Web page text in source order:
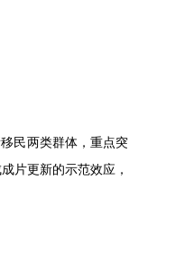
民两类群体，重点突
片更新的示范效应，